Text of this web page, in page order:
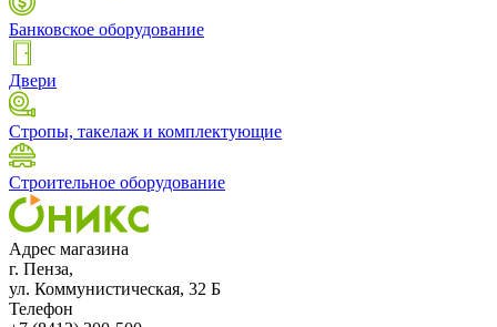
Банковское оборудование
Двери
Стропы, такелаж и комплектующие
Строительное оборудование
Адрес магазина
г. Пенза,
ул. Коммунистическая, 32 Б
Телефон